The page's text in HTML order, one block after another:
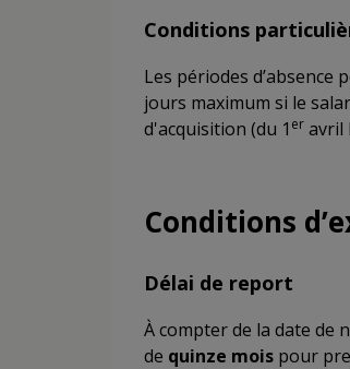
Conditions
Les périodes
jours maximum si le
d'acquisition (du 1 er avril
Conditions
Délai de report
À compter de la date de
de quinze mois pour